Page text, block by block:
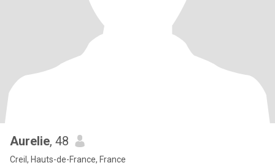
Aurelie, 48
Creil, Hauts-de-France, France